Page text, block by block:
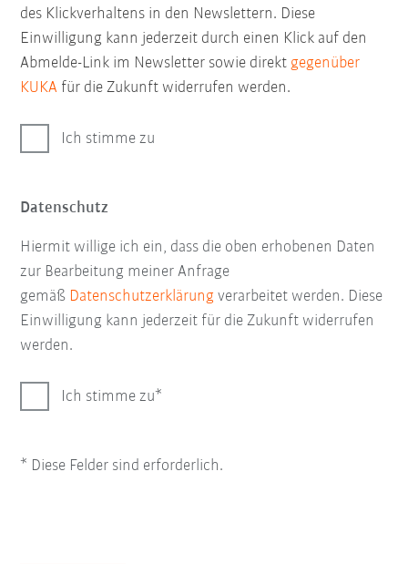
des Klickverhaltens in den Newslettern. Diese
Einwilligung kann jederzeit durch einen Klick auf den
Abmelde-Link im Newsletter sowie direktgegenüber
KUKA für die Zukunft widerrufen werden.
Ich stimme zu
Datenschutz
Hiermit willige ich ein, dass die oben erhobenen Daten
zur Bearbeitung meiner Anfrage
gemäß Datenschutzerklärung verarbeitet werden. Diese
Einwilligung kann jederzeit für die Zukunft widerrufen
werden.
Ich stimme zu
* Diese Felder sind erforderlich.